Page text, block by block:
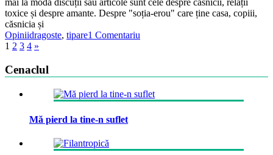
mai la modă discuții sau articole sunt cele despre căsnicii, relații
toxice și despre amante. Despre "soția-erou" care ține casa, copiii,
căsnicia și
Opiniidragoste, tipare1 Comentariu
1 2 3 4 »
Cenaclul
Mă pierd la tine-n suflet